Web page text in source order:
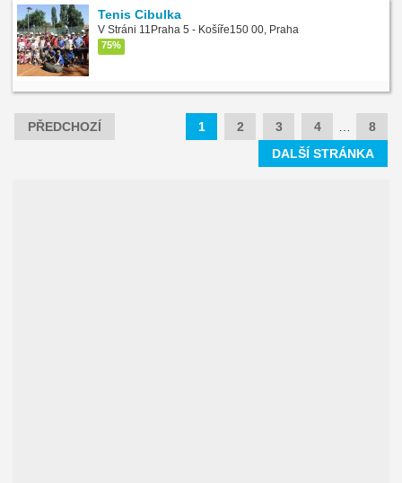
Tenis Cibulka
V Stráni 11Praha 5 - Košíře150 00, Praha
75%
PŘEDCHOZÍ 1 2 3 4
8
DALŠÍ STRÁNKA